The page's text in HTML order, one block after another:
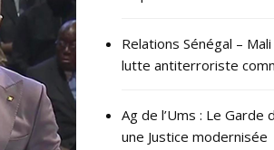
Relations Sénégal –
lutte antiterroriste
Ag de l’Ums : Le Garde
une Justice modernisée